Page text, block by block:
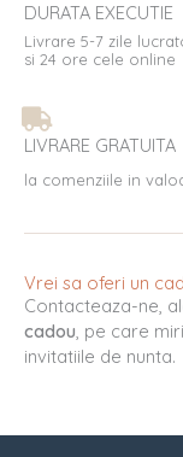
DURATA EXECUTIE
Livrare 5-7 zile
si 24 ore cele online
LIVRARE GRATUITA
la comenziile in
Vrei sa oferi un
Contacteaza-ne,
cadou, pe care
invitatiile de nunta.